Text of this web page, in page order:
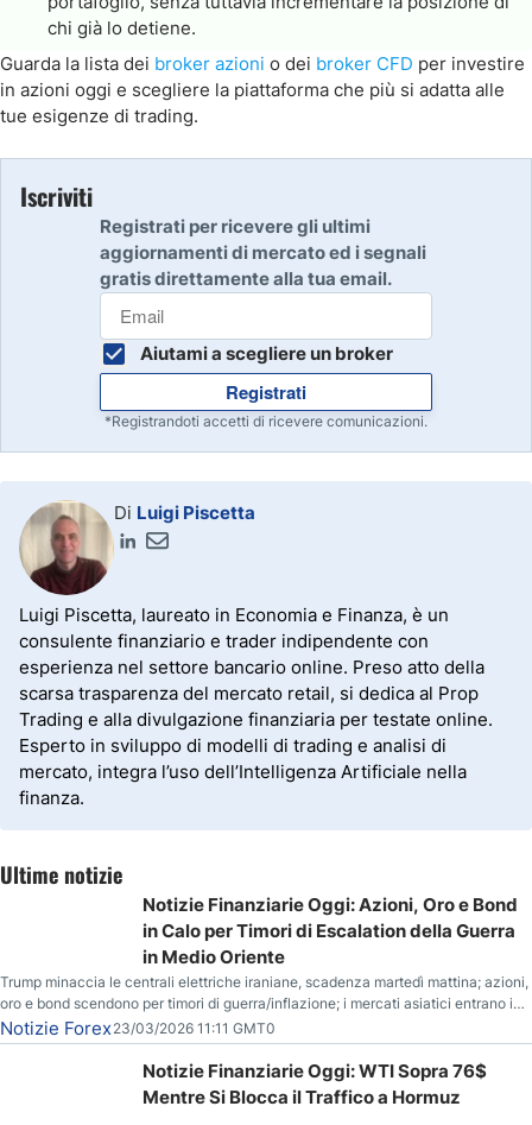
chi già lo detiene.
Guarda la lista dei broker azioni o dei broker CFD per investire
in azioni oggi e scegliere la piattaforma che più si adatta alle
tue esigenze di trading.
Iscriviti
Registrati per ricevere gli ultimi
aggiornamenti di mercato ed i segnali
gratis direttamente alla tua email.
Aiutami a scegliere un broker
Registrati
*Registrandoti accetti di ricevere comunicazioni.
Di Luigi Piscetta
Luigi Piscetta, laureato in Economia e Finanza, è un
consulente finanziario e trader indipendente con
esperienza nel settore bancario online. Preso atto della
scarsa trasparenza del mercato retail, si dedica al Prop
Trading e alla divulgazione finanziaria per testate online.
Esperto in sviluppo di modelli di trading e analisi di
mercato, integra l’uso dell’Intelligenza Artificiale nella
finanza.
Ultime notizie
Notizie Finanziarie Oggi: Azioni, Oro e Bond
in Calo per Timori di Escalation della Guerra
in Medio Oriente
Trump minaccia le centrali elettriche iraniane, scadenza martedì mattina; azioni,
oro e bond scendono per timori di guerra/inflazione; i mercati asiatici entrano in
correzione; il petrolio greggio resta stabile.
Notizie Forex23/03/2026 11:11 GMT0
Notizie Finanziarie Oggi: WTI Sopra 76$
Mentre Si Blocca il Traffico a Hormuz